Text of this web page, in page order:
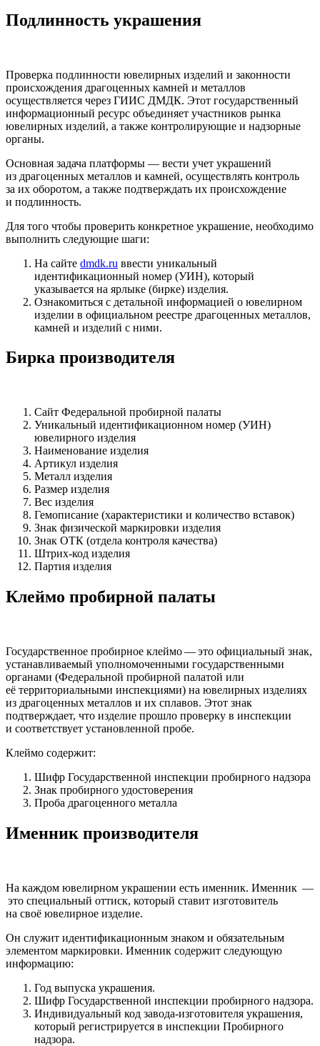
Подлинность украшения
Проверка подлинности ювелирных изделий и законности
происхождения драгоценных камней и металлов
осуществляется через ГИИС ДМДК. Этот государственный
информационный ресурс объединяет участников рынка
ювелирных изделий, а также контролирующие и надзорные
органы.
Основная задача платформы — вести учет украшений
из драгоценных металлов и камней, осуществлять контроль
за их оборотом, а также подтверждать их происхождение
и подлинность.
Для того чтобы проверить конкретное украшение, необходимо
выполнить следующие шаги:
На сайте dmdk.ru ввести уникальный
идентификационный номер (УИН), который
указывается на ярлыке (бирке) изделия.
Ознакомиться с детальной информацией о ювелирном
изделии в официальном реестре драгоценных металлов,
камней и изделий с ними.
Бирка производителя
Сайт Федеральной пробирной палаты
Уникальный идентификационном номер (УИН)
ювелирного изделия
Наименование изделия
Артикул изделия
Металл изделия
Размер изделия
Вес изделия
Гемописание (характеристики и количество вставок)
Знак физической маркировки изделия
Знак ОТК (отдела контроля качества)
Штрих-код изделия
Партия изделия
Клеймо пробирной палаты
Государственное пробирное клеймо — это официальный знак,
устанавливаемый уполномоченными государственными
органами (Федеральной пробирной палатой или
её территориальными инспекциями) на ювелирных изделиях
из драгоценных металлов и их сплавов. Этот знак
подтверждает, что изделие прошло проверку в инспекции
и соответствует установленной пробе.
Клеймо содержит:
Шифр Государственной инспекции пробирного надзора
Знак пробирного удостоверения
Проба драгоценного металла
Именник производителя
На каждом ювелирном украшении есть именник. Именник —
это специальный оттиск, который ставит изготовитель
на своё ювелирное изделие.
Он служит идентификационным знаком и обязательным
элементом маркировки. Именник содержит следующую
информацию:
Год выпуска украшения.
Шифр Государственной инспекции пробирного надзора.
Индивидуальный код завода-изготовителя украшения,
который регистрируется в инспекции Пробирного
надзора.